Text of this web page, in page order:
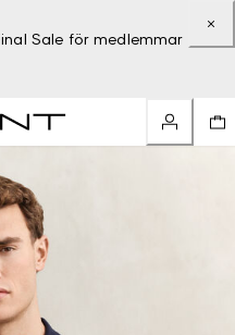
Sale för medlemmar